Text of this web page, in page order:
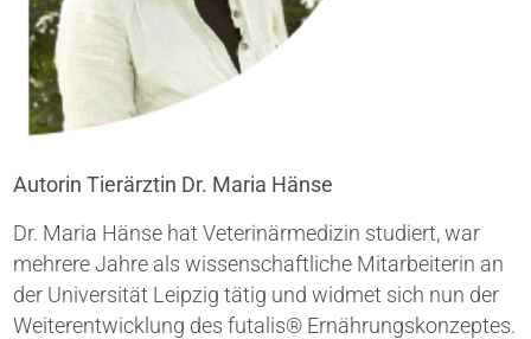
Autorin Tierärztin Dr. Maria Hänse
Dr. Maria Hänse hat Veterinärmedizin studiert, war
mehrere Jahre als wissenschaftliche Mitarbeiterin an
der Universität Leipzig tätig und widmet sich nun der
Weiterentwicklung des futalis® Ernährungskonzeptes.